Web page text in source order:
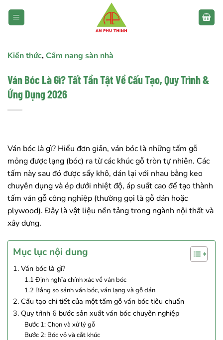
Kiến thức, Cẩm nang sàn nhà
Ván Bóc Là Gì? Tất Tần Tật Về Cấu Tạo, Quy Trình &
Ứng Dụng 2026
Ván bóc là gì? Hiểu đơn giản, ván bóc là những tấm gỗ
mỏng được lạng (bóc) ra từ các khúc gỗ tròn tự nhiên. Các
tấm này sau đó được sấy khô, dán lại với nhau bằng keo
chuyên dụng và ép dưới nhiệt độ, áp suất cao để tạo thành
tấm ván gỗ công nghiệp (thường gọi là gỗ dán hoặc
plywood). Đây là vật liệu nền tảng trong ngành nội thất và
xây dựng.
Mục lục nội dung
1. Ván bóc là gì?
1.1 Định nghĩa chính xác về ván bóc
1.2 Bảng so sánh ván bóc, ván lạng và gỗ dán
2. Cấu tạo chi tiết của một tấm gỗ ván bóc tiêu chuẩn
3. Quy trình 6 bước sản xuất ván bóc chuyên nghiệp
Bước 1: Chọn và xử lý gỗ
Bước 2: Bóc vỏ và cắt khúc